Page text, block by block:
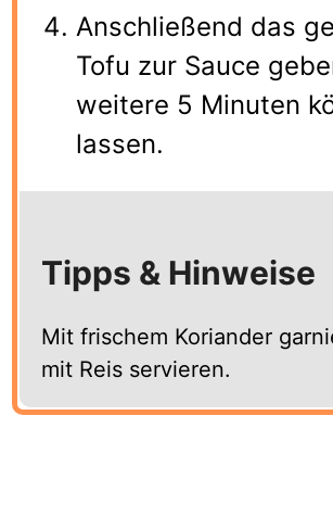
Anschließend das
Tofu zur Sauce
weitere 5 Minuten
lassen.
Tipps & Hinweise
Mit frischem Koriander
mit Reis servieren.